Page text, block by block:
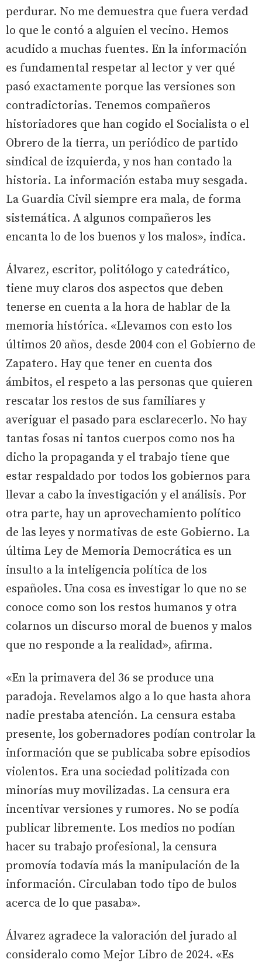
perdurar. No me demuestra que fuera verdad
lo que le contó a alguien el vecino. Hemos
acudido a muchas fuentes. En la información
es fundamental respetar al lector y ver qué
pasó exactamente porque las versiones son
contradictorias. Tenemos compañeros
historiadores que han cogido el Socialista o el
Obrero de la tierra, un periódico de partido
sindical de izquierda, y nos han contado la
historia. La información estaba muy sesgada.
La Guardia Civil siempre era mala, de forma
sistemática. A algunos compañeros les
encanta lo de los buenos y los malos», indica.
Álvarez, escritor, politólogo y catedrático,
tiene muy claros dos aspectos que deben
tenerse en cuenta a la hora de hablar de la
memoria histórica. «Llevamos con esto los
últimos 20 años, desde 2004 con el Gobierno de
Zapatero. Hay que tener en cuenta dos
ámbitos, el respeto a las personas que quieren
rescatar los restos de sus familiares y
averiguar el pasado para esclarecerlo. No hay
tantas fosas ni tantos cuerpos como nos ha
dicho la propaganda y el trabajo tiene que
estar respaldado por todos los gobiernos para
llevar a cabo la investigación y el análisis. Por
otra parte, hay un aprovechamiento político
de las leyes y normativas de este Gobierno. La
última Ley de Memoria Democrática es un
insulto a la inteligencia política de los
españoles. Una cosa es investigar lo que no se
conoce como son los restos humanos y otra
colarnos un discurso moral de buenos y malos
que no responde a la realidad», afirma.
«En la primavera del 36 se produce una
paradoja. Revelamos algo a lo que hasta ahora
nadie prestaba atención. La censura estaba
presente, los gobernadores podían controlar la
información que se publicaba sobre episodios
violentos. Era una sociedad politizada con
minorías muy movilizadas. La censura era
incentivar versiones y rumores. No se podía
publicar libremente. Los medios no podían
hacer su trabajo profesional, la censura
promovía todavía más la manipulación de la
información. Circulaban todo tipo de bulos
acerca de lo que pasaba».
Álvarez agradece la valoración del jurado al
consideralo como Mejor Libro de 2024. «Es